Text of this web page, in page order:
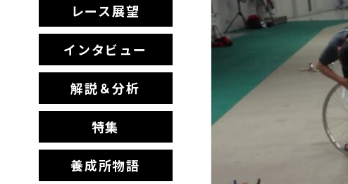
レース展望
インタビュー
解説＆分析
特集
養成所物語